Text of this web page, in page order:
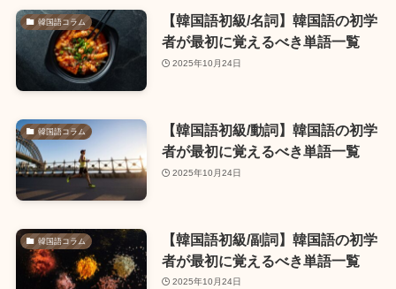
韓国語コラム
【韓国語初級/名詞】韓国語の初学
者が最初に覚えるべき単語一覧
2025年10月24日
韓国語コラム
【韓国語初級/動詞】韓国語の初学
者が最初に覚えるべき単語一覧
2025年10月24日
韓国語コラム
【韓国語初級/副詞】韓国語の初学
者が最初に覚えるべき単語一覧
2025年10月24日